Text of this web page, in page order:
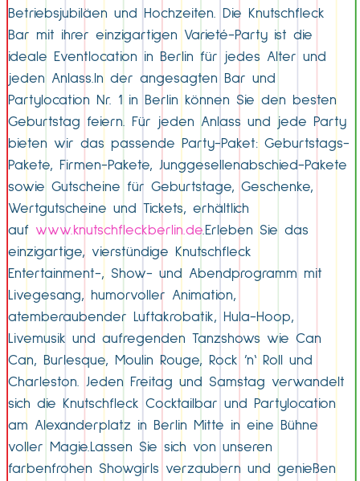
Betriebsjubiläen und Hochzeiten. Die Knutschfleck
Bar mit ihrer einzigartigen Varieté-Party ist die
ideale Eventlocation in Berlin für jedes Alter und
jeden Anlass.In der angesagten Bar und
Partylocation Nr. 1 in Berlin können Sie den besten
Geburtstag feiern. Für jeden Anlass und jede Party
bieten wir das passende Party-Paket: Geburtstags-
Pakete, Firmen-Pakete, Junggesellenabschied-Pakete
sowie Gutscheine für Geburtstage, Geschenke,
Wertgutscheine und Tickets, erhältlich
auf www.knutschfleckberlin.de.Erleben Sie das
einzigartige, vierstündige Knutschfleck
Entertainment-, Show- und Abendprogramm mit
Livegesang, humorvoller Animation,
atemberaubender Luftakrobatik, Hula-Hoop,
Livemusik und aufregenden Tanzshows wie Can
Can, Burlesque, Moulin Rouge, Rock ’n‘ Roll und
Charleston. Jeden Freitag und Samstag verwandelt
sich die Knutschfleck Cocktailbar und Partylocation
am Alexanderplatz in Berlin Mitte in eine Bühne
voller Magie.Lassen Sie sich von unseren
farbenfrohen Showgirls verzaubern und genießen